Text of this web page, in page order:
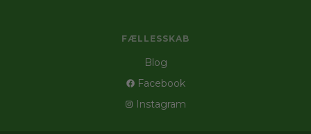
FÆLLESSKAB
Blog
Facebook
Instagram